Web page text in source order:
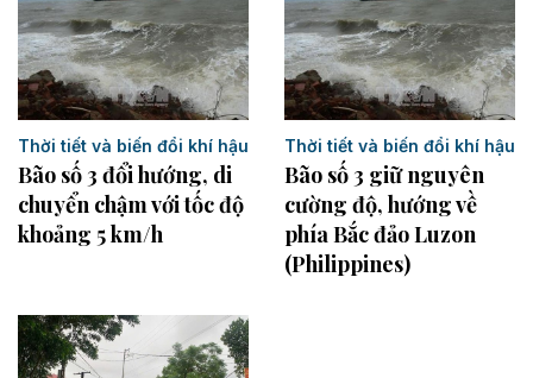
Thời tiết và biến đổi khí hậu
Bão số 3 đổi hướng, di
chuyển chậm với tốc độ
khoảng 5 km/h
Thời tiết và biến đổi khí hậu
Bão số 3 giữ nguyên
cường độ, hướng về
phía Bắc đảo Luzon
(Philippines)